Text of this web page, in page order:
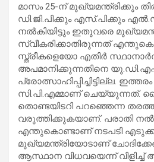
മാസം 25-ന് മുഖ്യമന്ത്രിക്കും
ഡി.ജി.പിക്കും എസ്.പിക്കും
നല്‍കിയിട്ടും ഇതുവരെ
സ്വീകരിക്കാതിരുന്നത്
സ്ത്രീകളെയോ എതിര്‍
അപമാനിക്കുന്നതിനെ
പ്രോത്സാഹിപ്പിച്ചിട്ടില്ല.
സി.പി.എമ്മാണ് ചെയ്യുന്നത്.
തൊണ്ടയിടറി പറഞ്ഞെന്ന
വരുത്തിക്കുകയാണ്. പരാതി
എന്തുകൊണ്ടാണ് നടപടി
മുഖ്യമന്ത്രിയോടാണ്
ആസ്ഥാന വിധവയെന്ന് വിളിച്ച്